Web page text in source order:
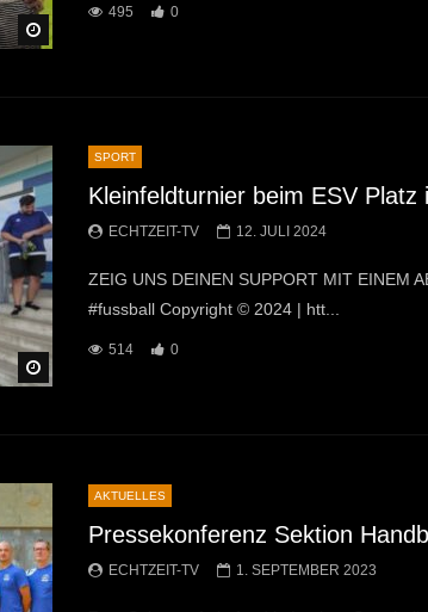
495 0
SPORT
Kleinfeldturnier beim ESV Platz
ECHTZEIT-TV 12. JULI 2024
ZEIG UNS DEINEN SUPPORT MIT EINEM
#fussball Copyright © 2024 | htt...
514 0
AKTUELLES
Pressekonferenz Sektion
ECHTZEIT-TV 1. SEPTEMBER 2023